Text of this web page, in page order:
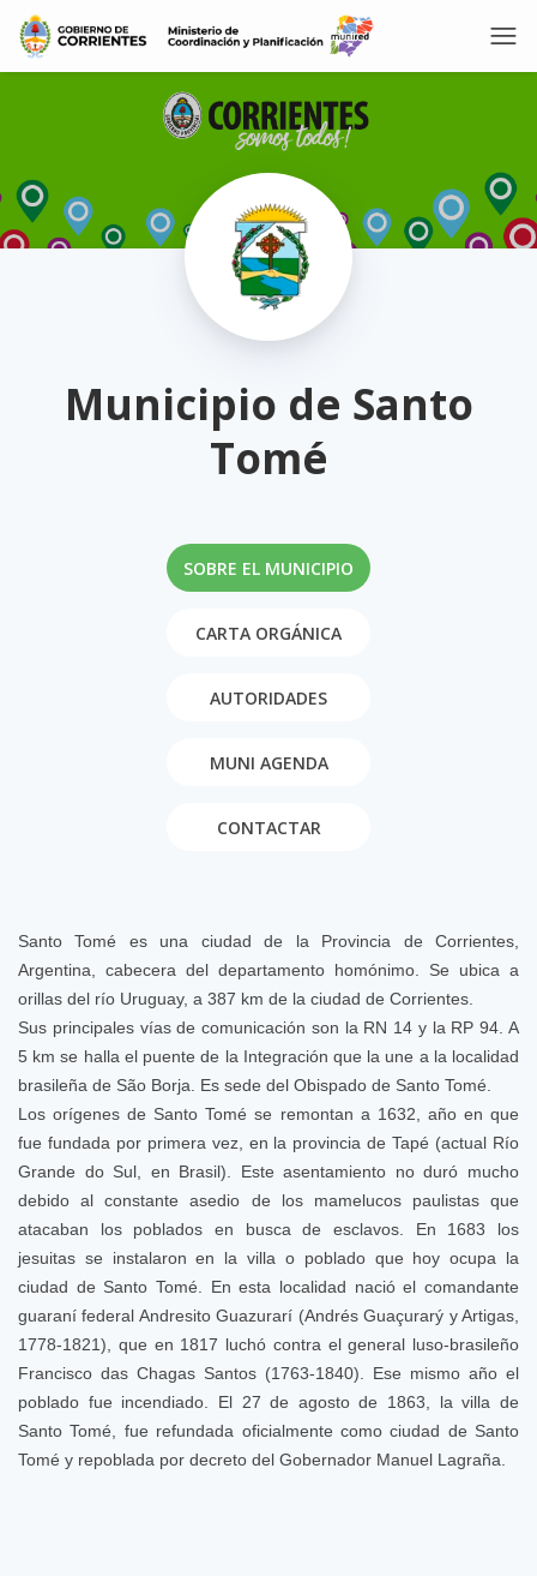
Municipio de Santo
Tomé
SOBRE EL MUNICIPIO
CARTA ORGÁNICA
AUTORIDADES
MUNI AGENDA
CONTACTAR
Santo Tomé es una ciudad de la Provincia de Corrientes,
Argentina, cabecera del departamento homónimo. Se ubica a
orillas del río Uruguay, a 387 km de la ciudad de Corrientes.
Sus principales vías de comunicación son la RN 14 y la RP 94. A
5 km se halla el puente de la Integración que la une a la localidad
brasileña de São Borja. Es sede del Obispado de Santo Tomé.
Los orígenes de Santo Tomé se remontan a 1632, año en que
fue fundada por primera vez, en la provincia de Tapé (actual Río
Grande do Sul, en Brasil). Este asentamiento no duró mucho
debido al constante asedio de los mamelucos paulistas que
atacaban los poblados en busca de esclavos. En 1683 los
jesuitas se instalaron en la villa o poblado que hoy ocupa la
ciudad de Santo Tomé. En esta localidad nació el comandante
guaraní federal Andresito Guazurarí (Andrés Guaçurarý y Artigas,
1778-1821), que en 1817 luchó contra el general luso-brasileño
Francisco das Chagas Santos (1763-1840). Ese mismo año el
poblado fue incendiado. El 27 de agosto de 1863, la villa de
Santo Tomé, fue refundada oficialmente como ciudad de Santo
Tomé y repoblada por decreto del Gobernador Manuel Lagraña.